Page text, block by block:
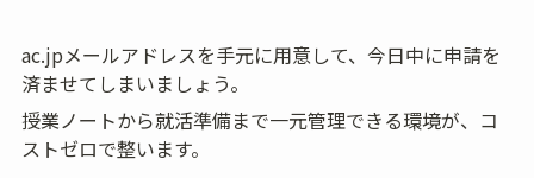
ac.jpメールアドレスを手元に用意して、今日中に申請を
済ませてしまいましょう。
授業ノートから就活準備まで一元管理できる環境が、コ
ストゼロで整います。